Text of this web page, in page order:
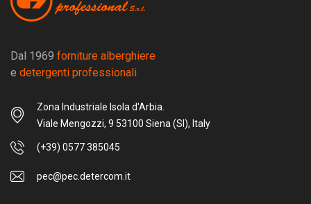
Dal 1969 forniture alberghiere
e detergenti professionali
Zona Industriale Isola d'Arbia.
Viale Mengozzi, 9 53100 Siena (SI), Italy
(+39) 0577 385045
pec@pec.detercom.it